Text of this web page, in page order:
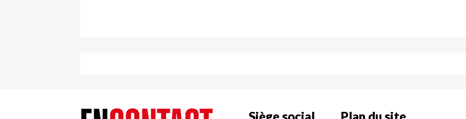
Siège social Plan du site